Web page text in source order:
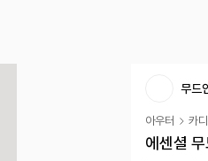
무드
아우터 카
에센셜